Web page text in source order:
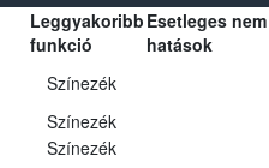
Leggyakoribb
funkció
Esetleges
hatások
Színezék
Színezék
Színezék